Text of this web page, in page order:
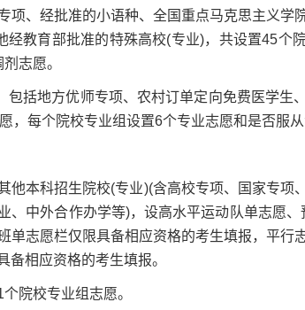
项、经批准的小语种、全国重点马克思主义学
经教育部批准的特殊高校(专业)，共设置45个
志愿。
括地方优师专项、农村订单定向免费医学生
，每个院校专业组设置6个专业志愿和是否服从
本科招生院校(专业)(含高校专项、国家专项
、中外合作办学等)，设高水平运动队单志愿
单志愿栏仅限具备相应资格的考生填报，平行
备相应资格的考生填报。
院校专业组志愿。